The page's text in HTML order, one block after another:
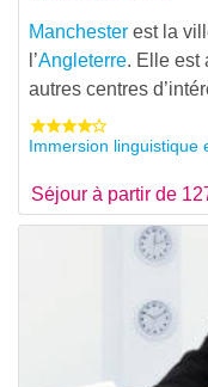
Manchester est la
l’Angleterre. Elle est
autres centres
Immersion linguistique
Séjour à partir de